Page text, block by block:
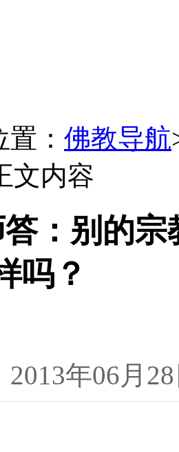
： 佛教导航
文内容
：别的宗
吗？
年06月